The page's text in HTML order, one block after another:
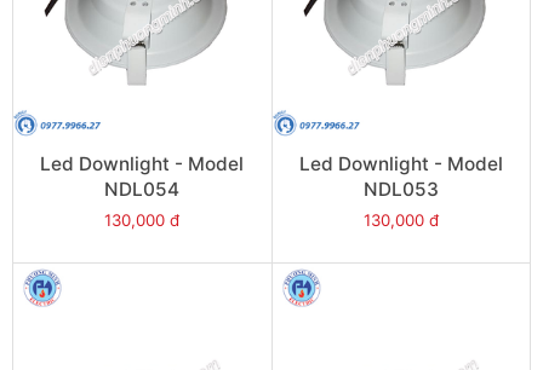
Led Downlight - Model
NDL054
130,000 đ
Led Downlight - Model
NDL053
130,000 đ